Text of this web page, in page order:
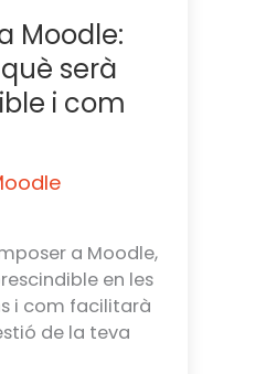
Moodle:
serà
i com
a Moodle,
en les
i com facilitarà
de la teva